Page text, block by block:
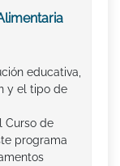
educativa,
y el tipo de
Curso de
programa